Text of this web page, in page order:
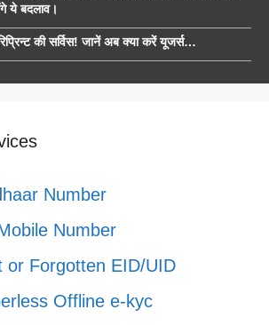
ये बदलाव।
की सर्विस! जानें अब क्या करें यूजर्स…
Number
Number
or Forgotten EID/UID
Offline e-kyc